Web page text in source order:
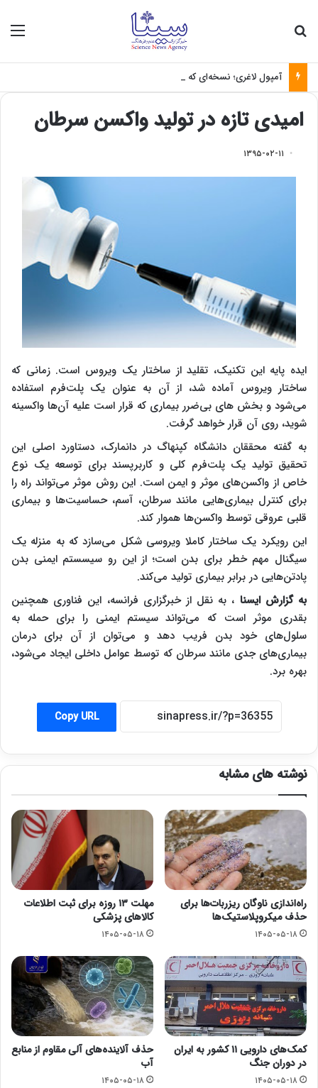
آمپول لاغری؛ نسخه‌ای که بدون تغذیه خطرناک می‌شود
امیدی تازه در تولید واکسن سرطان
۱۳۹۵-۰۲-۱۱
ایده پایه این تکنیک، تقلید از ساختار یک ویروس است. زمانی که
ساختار ویروس آماده شد، از آن به عنوان یک پلت‌فرم استفاده
می‌شود و بخش های بی‌ضرر بیماری که قرار است علیه آن‌ها واکسینه
شوید، روی آن قرار خواهد گرفت.
به گفته محققان دانشگاه کپنهاگ در دانمارک، دستاورد اصلی این
تحقیق تولید یک پلت‌فرم کلی و کاربرپسند برای توسعه یک نوع
خاص از واکسن‌های موثر و ایمن است. این روش موثر می‌تواند راه را
برای کنترل بیماری‌هایی مانند سرطان، آسم، حساسیت‌ها و بیماری
قلبی عروقی توسط واکسن‌ها هموار کند.
این رویکرد یک ساختار کاملا ویروسی شکل می‌سازد که به منزله یک
سیگنال مهم خطر برای بدن است؛ از این رو سیسستم ایمنی بدن
پادتن‌هایی در برابر بیماری تولید می‌کند.
به گزارش ایسنا ، به نقل از خبرگزاری فرانسه، این فناوری همچنین
بقدری موثر است که می‌تواند سیستم ایمنی را برای حمله به
سلول‌های خود بدن فریب دهد و می‌توان از آن برای درمان
بیماری‌های جدی مانند سرطان که توسط عوامل داخلی ایجاد می‌شود،
بهره برد.
Copy URL
نوشته های مشابه
راه‌اندازی ناوگان ریزربات‌ها برای
حذف میکروپلاستیک‌ها
۱۴۰۵-۰۵-۱۸
مهلت ۱۳ روزه برای ثبت اطلاعات
کالاهای پزشکی
۱۴۰۵-۰۵-۱۸
کمک‌های دارویی ۱۱ کشور به ایران
در دوران جنگ
۱۴۰۵-۰۵-۱۸
حذف آلاینده‌های آلی مقاوم از منابع
آب
۱۴۰۵-۰۵-۱۸